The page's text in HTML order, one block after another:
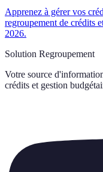
Apprenez à gérer vos
regroupement de crédits
2026.
Solution Regroupement
Votre source
crédits et gestion